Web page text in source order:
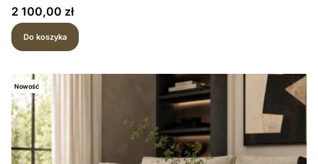
Cena
2 100,00 zł
Do koszyka
Nowość